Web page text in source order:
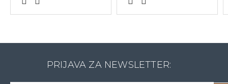
PRIJAVA ZA NEWSLETTER: